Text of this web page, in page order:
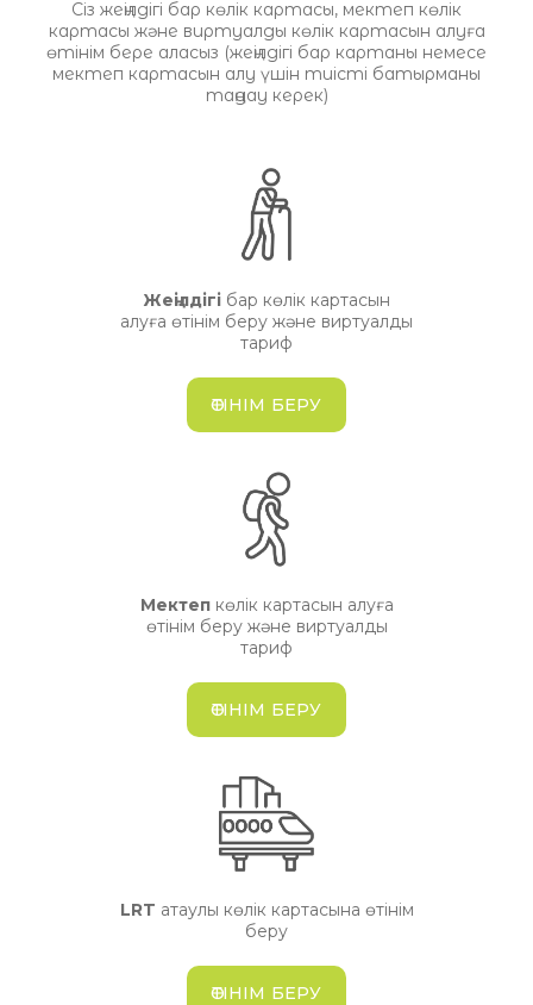
Сіз жеңілдігі бар көлік картасы, мектеп көлік
картасы және виртуалды көлік картасын алуға
өтінім бере аласыз (жеңілдігі бар картаны немесе
мектеп картасын алу үшін тиісті батырманы
таңдау керек)
Жеңілдігі бар көлік картасын
алуға өтінім беру және виртуалды
тариф
ӨТІНІМ БЕРУ
Мектепкөлік картасын алуға
өтінім беру және виртуалды
тариф
ӨТІНІМ БЕРУ
LRT атаулы көлік картасына өтінім
беру
ӨТІНІМ БЕРУ